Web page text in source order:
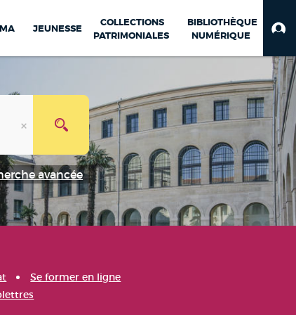
JEUNESSE
COLLECTIONS
PATRIMONIALES
BIBLIOTHÈQUE
NUMÉRIQUE
avancée
Se former en ligne